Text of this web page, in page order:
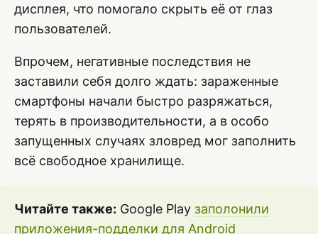
дисплея, что помогало скрыть её от глаз
пользователей.
Впрочем, негативные последствия не
заставили себя долго ждать: зараженные
смартфоны начали быстро разряжаться,
терять в производительности, а в особо
запущенных случаях зловред мог заполнить
всё свободное хранилище.
Читайте также: Google Play заполонили
приложения-подделки для Android